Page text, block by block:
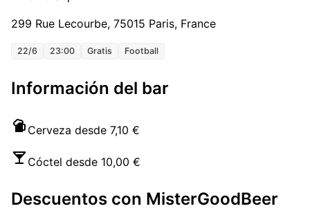
299 Rue Lecourbe, 75015 Paris, France
22/6 23:00 Gratis Football
Información del bar
Cerveza desde 7,10 €
Cóctel desde 10,00 €
Descuentos con MisterGoodBeer